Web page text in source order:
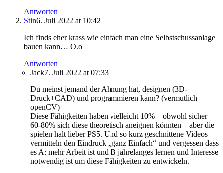
Antworten
Stin6. Juli 2022 at 10:42
Ich finds eher krass wie einfach man eine Selbstschussanlage
bauen kann… O.o
Antworten
Jack7. Juli 2022 at 07:33
Du meinst jemand der Ahnung hat, designen (3D-
Druck+CAD) und programmieren kann? (vermutlich
openCV)
Diese Fähigkeiten haben vielleicht 10% – obwohl sicher
60-80% sich diese theoretisch aneignen könnten – aber die
spielen halt lieber PS5. Und so kurz geschnittene Videos
vermitteln den Eindruck „ganz Einfach“ und vergessen dass
es A: mehr Arbeit ist und B jahrelanges lernen und Interesse
notwendig ist um diese Fähigkeiten zu entwickeln.